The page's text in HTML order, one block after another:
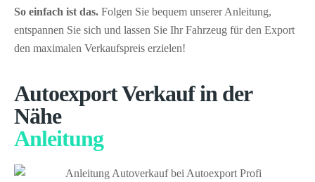
So einfach ist das. Folgen Sie bequem unserer Anleitung,
entspannen Sie sich und lassen Sie Ihr Fahrzeug für den Export
den maximalen Verkaufspreis erzielen!
Autoexport Verkauf in der
Nähe
Anleitung